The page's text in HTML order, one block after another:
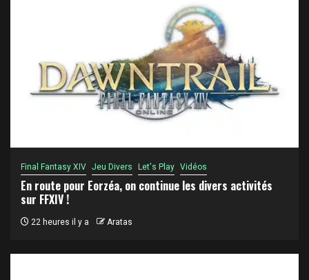
Final Fantasy XIV Jeu Divers Let's Play Vidéos
En route pour Eorzéa, on continue les divers activités
sur FFXIV !
22 heures il y a Aratas